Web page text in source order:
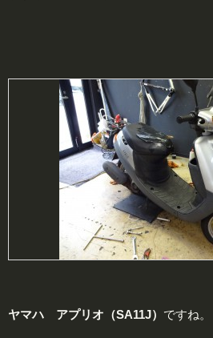
ヤマハ アプリオ（SA11J） ですね。